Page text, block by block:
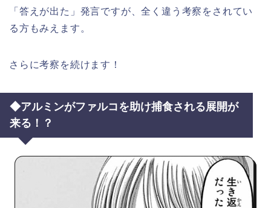
「答えが出た」発言ですが、全く違う考察をされてい
る方もみえます。
さらに考察を続けます！
◆アルミンがファルコを助け捕食される展開が
来る！？